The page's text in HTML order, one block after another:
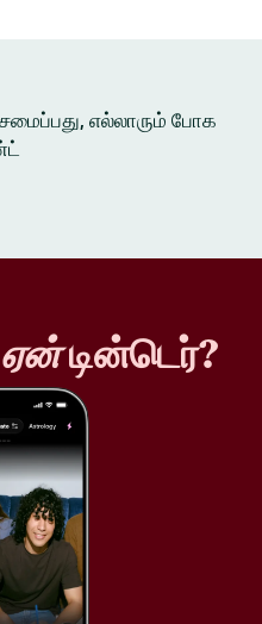
எல்லாரும் போக
ஏன்டின்டெர்?